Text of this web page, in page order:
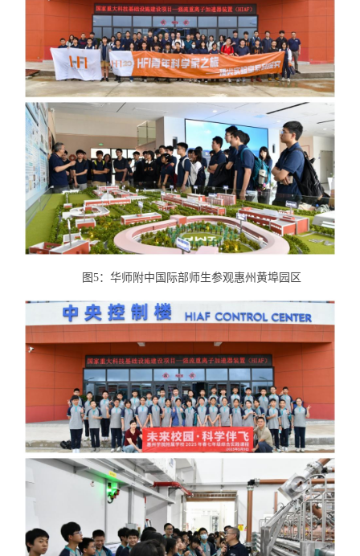
图5：华师附中国际部师生参观惠州黄埠园区